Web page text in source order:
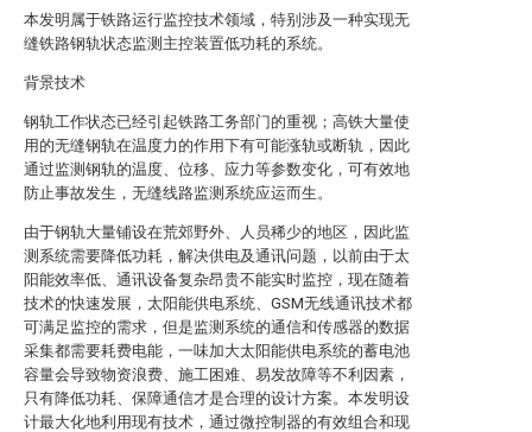
本发明属于铁路运行监控技术领域，特别涉及一种实现无
缝铁路钢轨状态监测主控装置低功耗的系统。
背景技术
钢轨工作状态已经引起铁路工务部门的重视；高铁大量使
用的无缝钢轨在温度力的作用下有可能涨轨或断轨，因此
通过监测钢轨的温度、位移、应力等参数变化，可有效地
防止事故发生，无缝线路监测系统应运而生。
由于钢轨大量铺设在荒郊野外、人员稀少的地区，因此监
测系统需要降低功耗，解决供电及通讯问题，以前由于太
阳能效率低、通讯设备复杂昂贵不能实时监控，现在随着
技术的快速发展，太阳能供电系统、GSM无线通讯技术都
可满足监控的需求，但是监测系统的通信和传感器的数据
采集都需要耗费电能，一味加大太阳能供电系统的蓄电池
容量会导致物资浪费、施工困难、易发故障等不利因素，
只有降低功耗、保障通信才是合理的设计方案。本发明设
计最大化地利用现有技术，通过微控制器的有效组合和现